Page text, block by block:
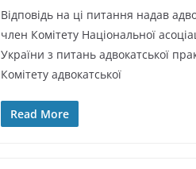
Відповідь на ці питання надав
член Комітету Національної
України з питань адвокатської
Комітету адвокатської
Read More